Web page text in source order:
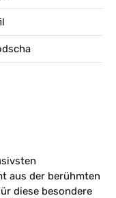
aus der berühmten
diese besondere